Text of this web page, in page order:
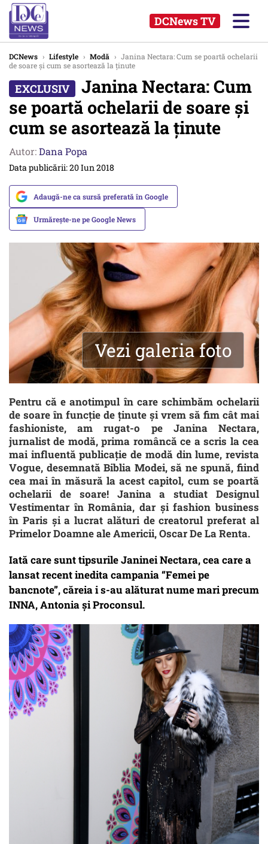
DCNews TV
DCNews › Lifestyle › Modă › Janina Nectara: Cum se poartă ochelarii
de soare și cum se asortează la ținute
Janina Nectara: Cum
se poartă ochelarii de soare și
cum se asortează la ținute
Autor:Dana Popa
Data publicării: 20 Iun 2018
Adaugă-ne ca sursă preferată în Google
Urmărește-ne pe Google News
Vezi galeria foto
Pentru că e anotimpul în care schimbăm ochelarii
de soare în funcție de ținute și vrem să fim cât mai
fashioniste, am rugat-o pe Janina Nectara,
jurnalist de modă, prima româncă ce a scris la cea
mai influentă publicație de modă din lume, revista
Vogue, desemnată Biblia Modei, să ne spună, fiind
cea mai în măsură la acest capitol, cum se poartă
ochelarii de soare! Janina a studiat Designul
Vestimentar în România, dar și fashion business
în Paris și a lucrat alături de creatorul preferat al
Primelor Doamne ale Americii, Oscar De La Renta.
Iată care sunt tipsurile Janinei Nectara, cea care a
lansat recent inedita campania “Femei pe
bancnote”, căreia i s-au alăturat nume mari precum
INNA, Antonia și Proconsul.